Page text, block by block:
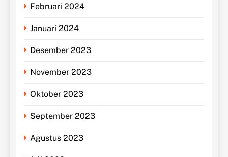
Februari 2024
Januari 2024
Desember 2023
November 2023
Oktober 2023
September 2023
Agustus 2023